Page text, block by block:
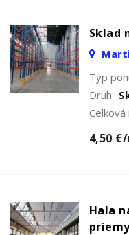
Sklad
Typ
Druh
4,50
Hala